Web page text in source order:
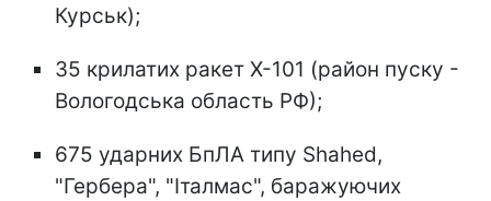
Курськ);
35 крилатих ракет Х-101 (район пуску -
Вологодська область РФ);
675 ударних БпЛА типу Shahed,
"Гербера", "Італмас", баражуючих